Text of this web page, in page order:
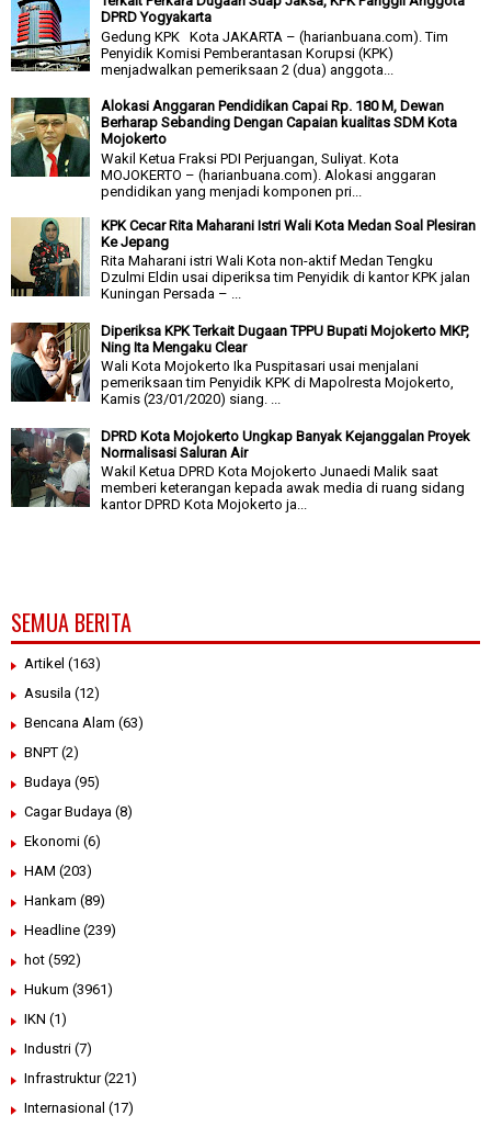
DPRD Yogyakarta
Gedung KPK Kota JAKARTA – (harianbuana.com). Tim
Penyidik Komisi Pemberantasan Korupsi (KPK)
menjadwalkan pemeriksaan 2 (dua) anggota...
Alokasi Anggaran Pendidikan Capai Rp. 180 M, Dewan
Berharap Sebanding Dengan Capaian kualitas SDM Kota
Mojokerto
Wakil Ketua Fraksi PDI Perjuangan, Suliyat. Kota
MOJOKERTO – (harianbuana.com). Alokasi anggaran
pendidikan yang menjadi komponen pri...
KPK Cecar Rita Maharani Istri Wali Kota Medan Soal Plesiran
Ke Jepang
Rita Maharani istri Wali Kota non-aktif Medan Tengku
Dzulmi Eldin usai diperiksa tim Penyidik di kantor KPK jalan
Kuningan Persada – ...
Diperiksa KPK Terkait Dugaan TPPU Bupati Mojokerto MKP,
Ning Ita Mengaku Clear
Wali Kota Mojokerto Ika Puspitasari usai menjalani
pemeriksaan tim Penyidik KPK di Mapolresta Mojokerto,
Kamis (23/01/2020) siang. ...
DPRD Kota Mojokerto Ungkap Banyak Kejanggalan Proyek
Normalisasi Saluran Air
Wakil Ketua DPRD Kota Mojokerto Junaedi Malik saat
memberi keterangan kepada awak media di ruang sidang
kantor DPRD Kota Mojokerto ja...
SEMUA BERITA
Artikel (163)
Asusila (12)
Bencana Alam (63)
BNPT (2)
Budaya (95)
Cagar Budaya (8)
Ekonomi (6)
HAM (203)
Hankam (89)
Headline (239)
hot (592)
Hukum (3961)
IKN (1)
Industri (7)
Infrastruktur (221)
Internasional (17)